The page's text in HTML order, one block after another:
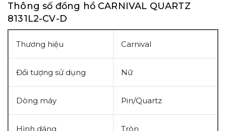
Thông số đồng hồ CARNIVAL QUARTZ
8131L2-CV-D
Thương hiệu Carnival
Đồi tượng sử dụng Nữ
Dòng máy Pin/Quartz
Hình dáng Tròn